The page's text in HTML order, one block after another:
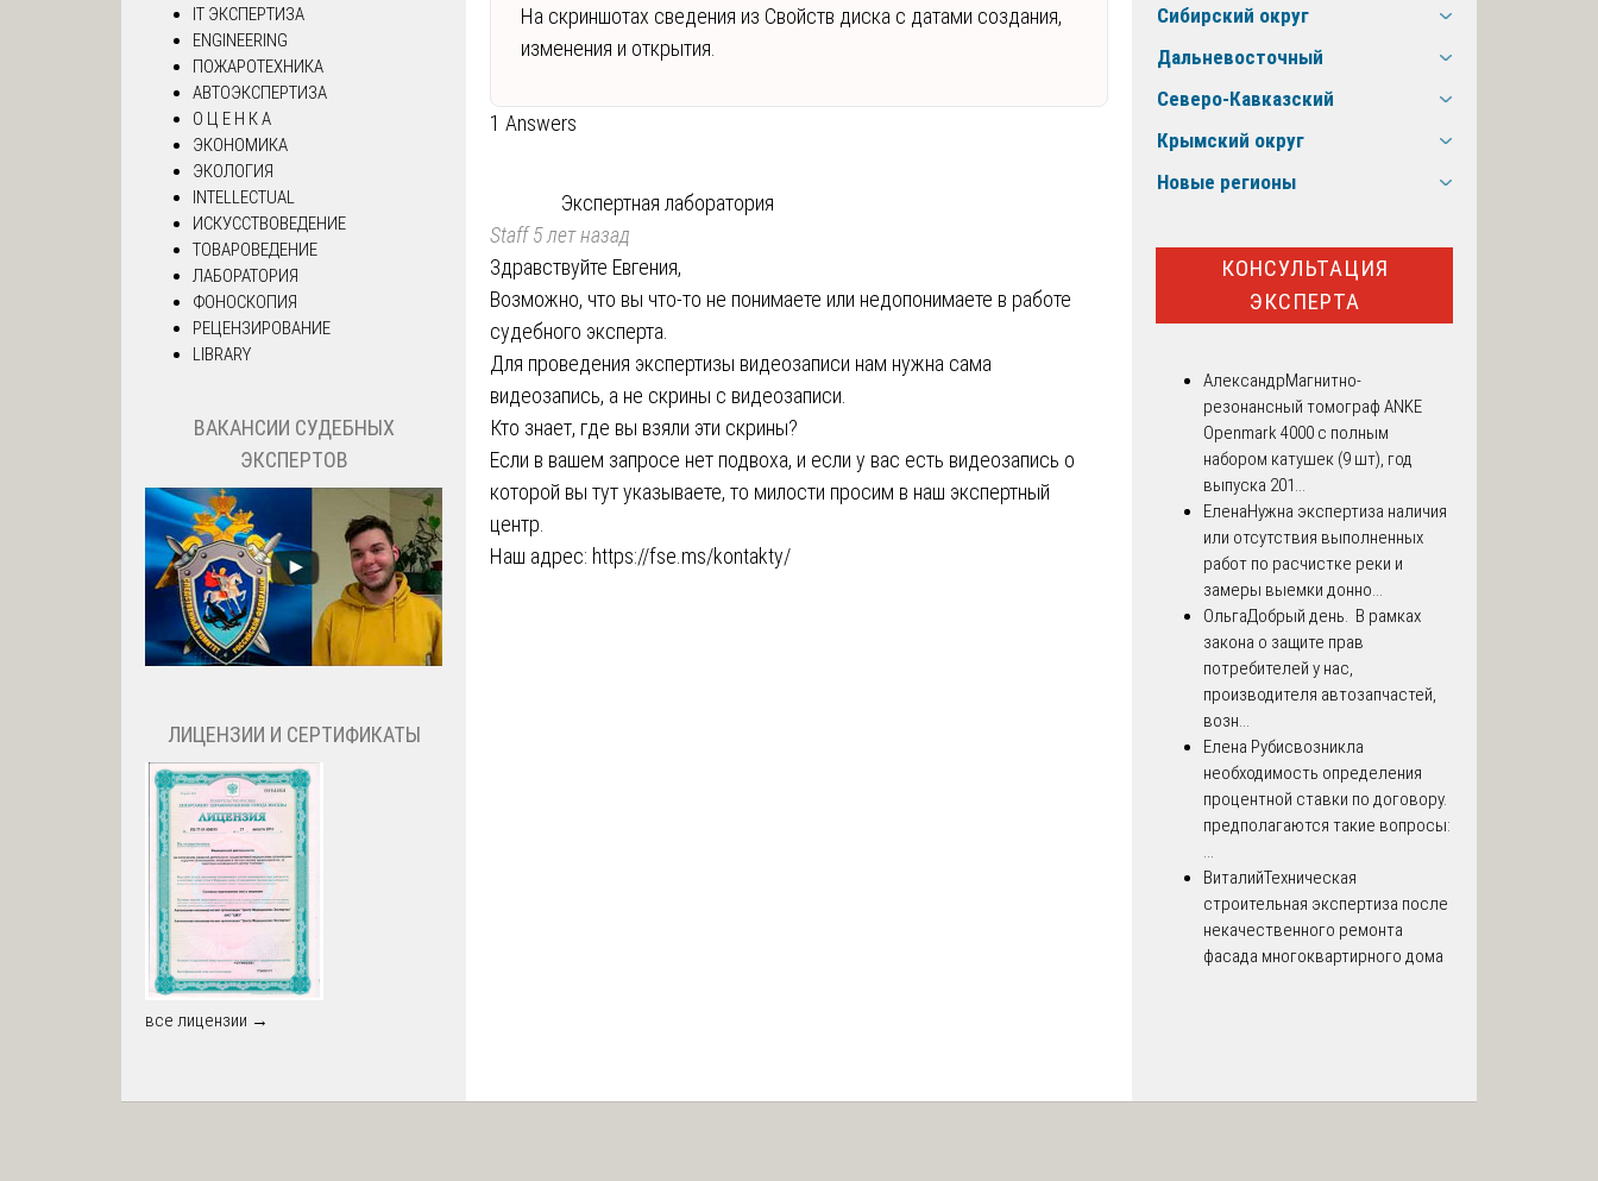
На скриншотах сведения из Свойств диска с датами создания,
изменения и открытия.
1 Answers
Экспертная лаборатория
Staff5 лет назад
Здравствуйте Евгения,
Возможно, что вы что-то не понимаете или недопонимаете в работе
судебного эксперта.
Для проведения экспертизы видеозаписи нам нужна сама
видеозапись, а не скрины с видеозаписи.
Кто знает, где вы взяли эти скрины?
Если в вашем запросе нет подвоха, и если у вас есть видеозапись о
которой вы тут указываете, то милости просим в наш экспертный
центр.
Наш адрес: https://fse.ms/kontakty/
IT ЭКСПЕРТИЗА
ENGINEERING
ПОЖАРОТЕХНИКА
АВТОЭКСПЕРТИЗА
О Ц Е Н К А
ЭКОНОМИКА
ЭКОЛОГИЯ
INTELLECTUAL
ИСКУССТВОВЕДЕНИЕ
ТОВАРОВЕДЕНИЕ
ЛАБОРАТОРИЯ
ФОНОСКОПИЯ
РЕЦЕНЗИРОВАНИЕ
LIBRARY
ВАКАНСИИ СУДЕБНЫХ
ЭКСПЕРТОВ
ЛИЦЕНЗИИ И СЕРТИФИКАТЫ
все лицензии →
Сибирский округ
Дальневосточный
Северо-Кавказский
Крымский округ
Новые регионы
КОНСУЛЬТАЦИЯ
ЭКСПЕРТА
АлександрМагнитно-
резонансный томограф ANKE
Openmark 4000 с полным
набором катушек (9 шт), год
выпуска 201...
ЕленаНужна экспертиза наличия
или отсутствия выполненных
работ по расчистке реки и
замеры выемки донно...
ОльгаДобрый день. В рамках
закона о защите прав
потребителей у нас,
производителя автозапчастей,
возн...
Елена Рубисвозникла
необходимость определения
процентной ставки по договору.
предполагаются такие вопросы:
...
ВиталийТехническая
строительная экспертиза после
некачественного ремонта
фасада многоквартирного дома